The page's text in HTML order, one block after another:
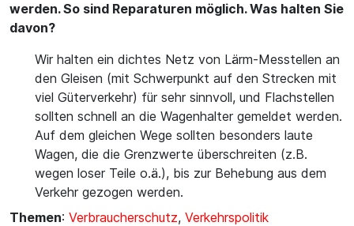
werden. So sind Reparaturen möglich. Was halten Sie
davon?
Wir halten ein dichtes Netz von Lärm-Messtellen an
den Gleisen (mit Schwerpunkt auf den Strecken mit
viel Güterverkehr) für sehr sinnvoll, und Flachstellen
sollten schnell an die Wagenhalter gemeldet werden.
Auf dem gleichen Wege sollten besonders laute
Wagen, die die Grenzwerte überschreiten (z.B.
wegen loser Teile o.ä.), bis zur Behebung aus dem
Verkehr gezogen werden.
Themen: Verbraucherschutz, Verkehrspolitik